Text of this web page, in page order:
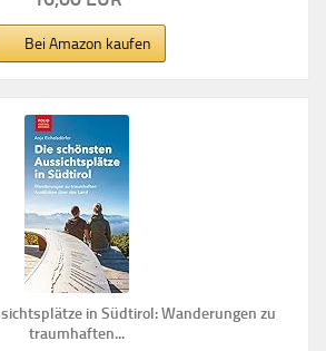
Bei Amazon kaufen
in Südtirol: Wanderungen zu
traumhaften...